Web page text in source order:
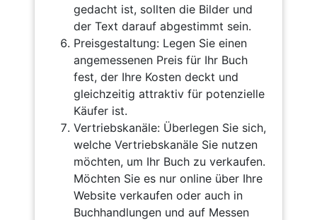
gedacht ist, sollten die Bilder und
der Text darauf abgestimmt sein.
Preisgestaltung: Legen Sie einen
angemessenen Preis für Ihr Buch
fest, der Ihre Kosten deckt und
gleichzeitig attraktiv für potenzielle
Käufer ist.
Vertriebskanäle: Überlegen Sie sich,
welche Vertriebskanäle Sie nutzen
möchten, um Ihr Buch zu verkaufen.
Möchten Sie es nur online über Ihre
Website verkaufen oder auch in
Buchhandlungen und auf Messen